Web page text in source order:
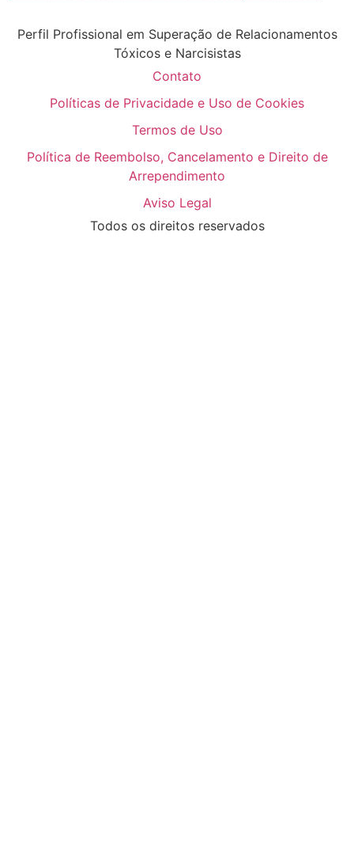
Perfil Profissional em Superação de Relacionamentos
Tóxicos e Narcisistas
Contato
Políticas de Privacidade e Uso de Cookies
Termos de Uso
Política de Reembolso, Cancelamento e Direito de
Arrependimento
Aviso Legal
Todos os direitos reservados